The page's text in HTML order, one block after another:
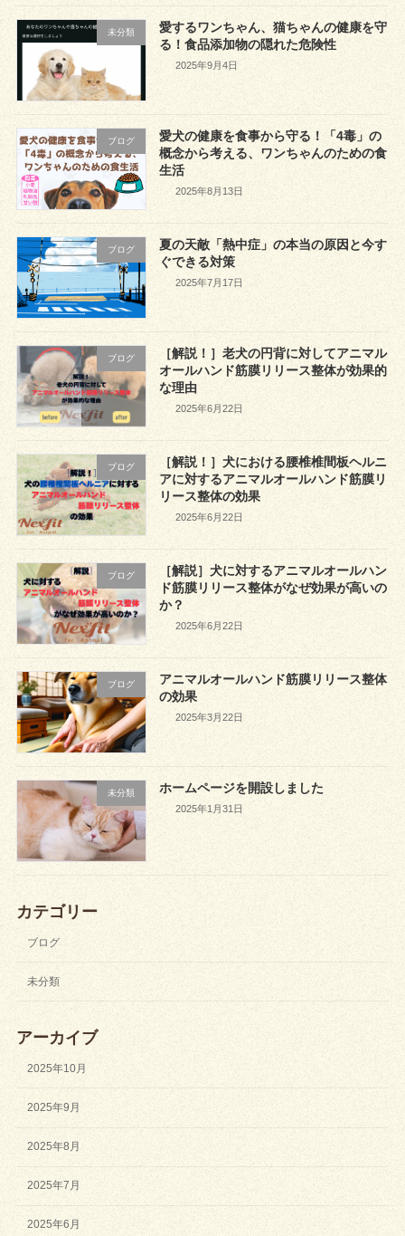
未分類
愛するワンちゃん、猫ちゃんの健康を守
る！食品添加物の隠れた危険性
2025年9月4日
ブログ
愛犬の健康を食事から守る！「4毒」の
概念から考える、ワンちゃんのための食
生活
2025年8月13日
ブログ
夏の天敵「熱中症」の本当の原因と今す
ぐできる対策
2025年7月17日
ブログ
［解説！］老犬の円背に対してアニマル
オールハンド筋膜リリース整体が効果的
な理由
2025年6月22日
ブログ
［解説！］犬における腰椎椎間板ヘルニ
アに対するアニマルオールハンド筋膜リ
リース整体の効果
2025年6月22日
ブログ
［解説］犬に対するアニマルオールハン
ド筋膜リリース整体がなぜ効果が高いの
か？
2025年6月22日
ブログ
アニマルオールハンド筋膜リリース整体
の効果
2025年3月22日
未分類 ホームページを開設しました
2025年1月31日
カテゴリー
ブログ
未分類
アーカイブ
2025年10月
2025年9月
2025年8月
2025年7月
2025年6月